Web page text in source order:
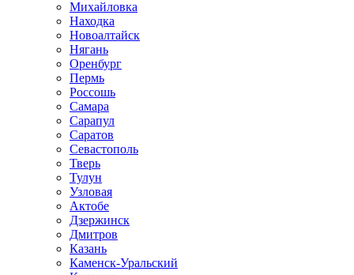
Михайловка
Находка
Новоалтайск
Нягань
Оренбург
Пермь
Россошь
Самара
Сарапул
Саратов
Севастополь
Тверь
Тулун
Узловая
Актобе
Дзержинск
Дмитров
Казань
Каменск-Уральский